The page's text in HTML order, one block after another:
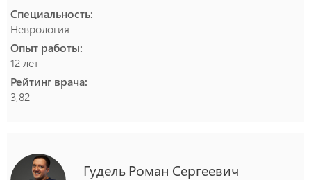
Специальность:
Неврология
Опыт работы:
12 лет
Рейтинг врача:
3,82
ГудельРоман Сергеевич